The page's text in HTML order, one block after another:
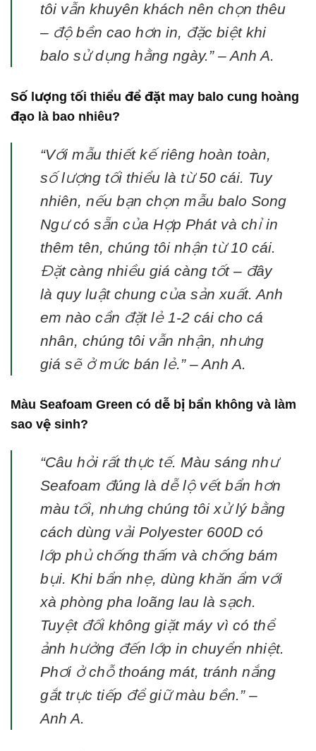
tôi vẫn khuyên khách nên chọn thêu
– độ bền cao hơn in, đặc biệt khi
balo sử dụng hằng ngày.”– Anh A.
Số lượng tối thiểu để đặt may balo cung hoàng
đạo là bao nhiêu?
“Với mẫu thiết kế riêng hoàn toàn,
số lượng tối thiểu là từ 50 cái. Tuy
nhiên, nếu bạn chọn mẫu balo Song
Ngư có sẵn của Hợp Phát và chỉ in
thêm tên, chúng tôi nhận từ 10 cái.
Đặt càng nhiều giá càng tốt – đây
là quy luật chung của sản xuất. Anh
em nào cần đặt lẻ 1-2 cái cho cá
nhân, chúng tôi vẫn nhận, nhưng
giá sẽ ở mức bán lẻ.”– Anh A.
Màu Seafoam Green có dễ bị bẩn không và làm
sao vệ sinh?
“Câu hỏi rất thực tế. Màu sáng như
Seafoam đúng là dễ lộ vết bẩn hơn
màu tối, nhưng chúng tôi xử lý bằng
cách dùng vải Polyester 600D có
lớp phủ chống thấm và chống bám
bụi. Khi bẩn nhẹ, dùng khăn ẩm với
xà phòng pha loãng lau là sạch.
Tuyệt đối không giặt máy vì có thể
ảnh hưởng đến lớp in chuyển nhiệt.
Phơi ở chỗ thoáng mát, tránh nắng
gắt trực tiếp để giữ màu bền.”–
Anh A.